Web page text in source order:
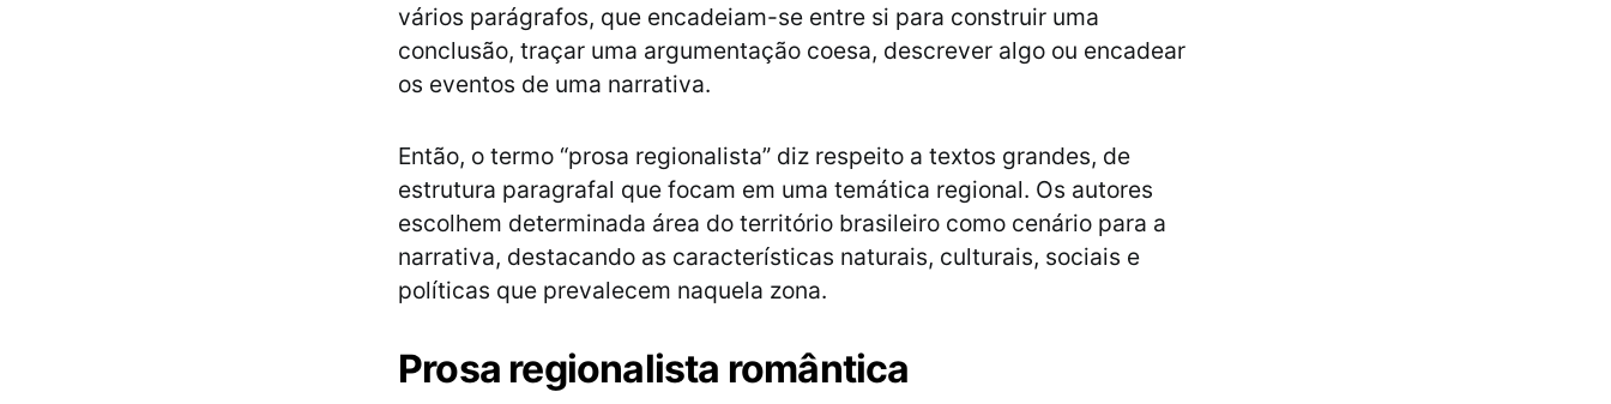
vários parágrafos, que encadeiam-se entre si para construir uma
conclusão, traçar uma argumentação coesa, descrever algo ou encadear
os eventos de uma narrativa.
Então, o termo “prosa regionalista” diz respeito a textos grandes, de
estrutura paragrafal que focam em uma temática regional. Os autores
escolhem determinada área do território brasileiro como cenário para a
narrativa, destacando as características naturais, culturais, sociais e
políticas que prevalecem naquela zona.
Prosa regionalista romântica